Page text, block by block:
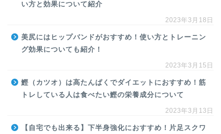
い方と効果について紹介
2023年3月18日
美尻にはヒップバンドがおすすめ！使い方とトレーニン
グ効果についても紹介！
2023年3月15日
鰹（カツオ）は高たんぱくでダイエットにおすすめ！筋
トレしている人は食べたい鰹の栄養成分について
2023年3月13日
【自宅でも出来る】下半身強化におすすめ！片足スクワ